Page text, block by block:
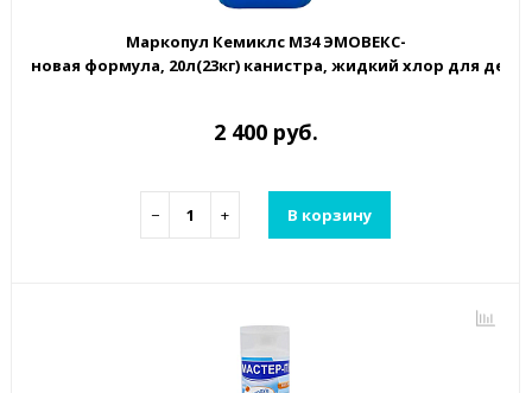
Маркопул Кемиклс М34 ЭМОВЕКС-
новая формула, 20л(23кг) канистра, жидкий хлор для
2 400 руб.
− + В корзину